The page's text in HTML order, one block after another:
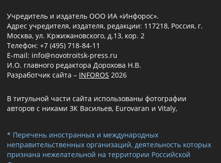
Учредитель и издатель ООО ИА «Инфорос».
Адрес учредителя, издателя, редакции: 117218, Россия, г.
Москва, ул. Кржижановского, д.13, кор. 2
Телефон: +7 (495) 718-84-11
E-mail: info@novotroitsk-press.ru
И.О. главного редактора Дорохова Н.В.
Разработчик сайта – INFOROS 2026
В титульной части сайта использованы фотографии
авторов с никами ЗК Васильев, Eurovaran и Vitaly,
* Перечень иностранных и международных
неправительственных организаций, деятельность которых
признана нежелательной на территории Российской